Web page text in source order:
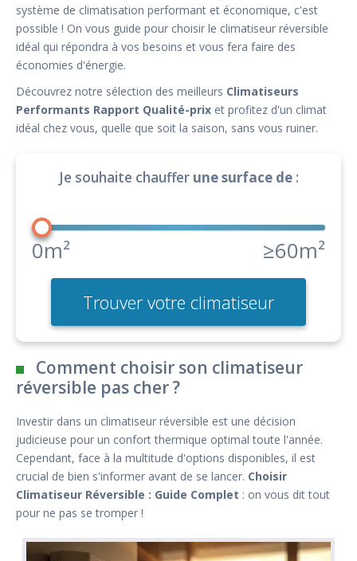
système de climatisation performant et économique, c'est
possible ! On vous guide pour choisir le climatiseur réversible
idéal qui répondra à vos besoins et vous fera faire des
économies d'énergie.
Découvrez notre sélection des meilleurs Climatiseurs
Performants Rapport Qualité-prix et profitez d'un climat
idéal chez vous, quelle que soit la saison, sans vous ruiner.
Je souhaite chauffer une surface de:
0m² ≥60m²
Trouver votre climatiseur
Comment choisir son climatiseur
réversible pas cher ?
Investir dans un climatiseur réversible est une décision
judicieuse pour un confort thermique optimal toute l'année.
Cependant, face à la multitude d'options disponibles, il est
crucial de bien s'informer avant de se lancer. Choisir
Climatiseur Réversible : Guide Complet : on vous dit tout
pour ne pas se tromper !